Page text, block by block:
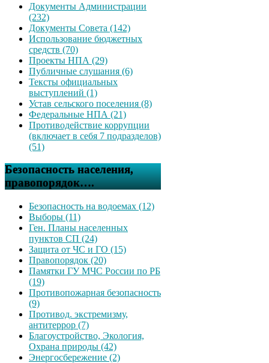
Документы Администрации
(232)
Документы Совета (142)
Использование бюджетных
средств (70)
Проекты НПА (29)
Публичные слушания (6)
Тексты официальных
выступлений (1)
Устав сельского поселения (8)
Федеральные НПА (21)
Противодействие коррупции
(включает в себя 7 подразделов)
(51)
Безопасность населения,
правопорядок….
Безопасность на водоемах (12)
Выборы (11)
Ген. Планы населенных
пунктов СП (24)
Защита от ЧС и ГО (15)
Правопорядок (20)
Памятки ГУ МЧС России по РБ
(19)
Противопожарная безопасность
(9)
Противод. экстремизму,
антитеррор (7)
Благоустройство, Экология,
Охрана природы (42)
Энергосбережение (2)